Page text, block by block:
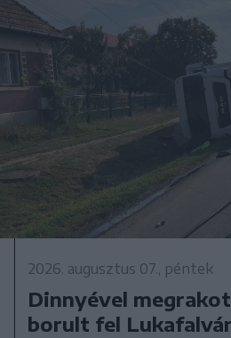
2026. augusztus 07., péntek
Dinnyével
borult fel